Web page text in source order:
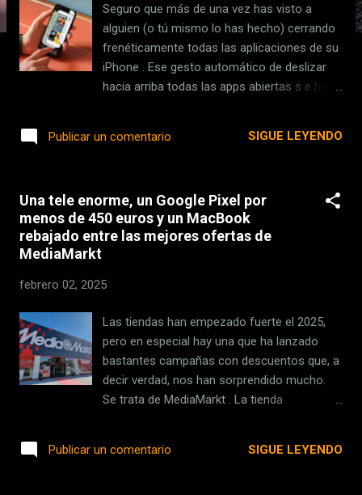
Seguro que más de una vez has visto a
alguien (o tú mismo lo has hecho) cerrando
frenéticamente todas las aplicaciones de su
iPhone . Ese gesto automático de deslizar
hacia arriba todas las apps abiertas s e ha
son los propios expertos de Apple quienes
recursos algo más limitados (RAM y
procesador) y en el que sí era necesario
cerrar las apps. De hecho, no fue hasta iOS 7
Hoy en día, con dispositivos tan potentes
como iOS 18 , cerrar aplicaciones es algo
que directamente no necesitamos hacer. Lo
que dicen los expertos de Apple sobre cerrar
las aplicaciones Craig Federighi
(vicepresidente senior de Ingeniería de
las aplicaciones en segu...
Publicar un comentario SIGUE LEYENDO
Una tele enorme, un Google Pixel por
menos de 450 euros y un MacBook
rebajado entre las mejores ofertas de
MediaMarkt
febrero 02, 2025
Las tiendas han empezado fuerte el 2025,
pero en especial hay una que ha lanzado
bastantes campañas con descuentos que, a
decir verdad, nos han sorprendido mucho.
Se trata de MediaMarkt . La tienda
interesantes. En este artículo hemos reunido
Publicar un comentario SIGUE LEYENDO